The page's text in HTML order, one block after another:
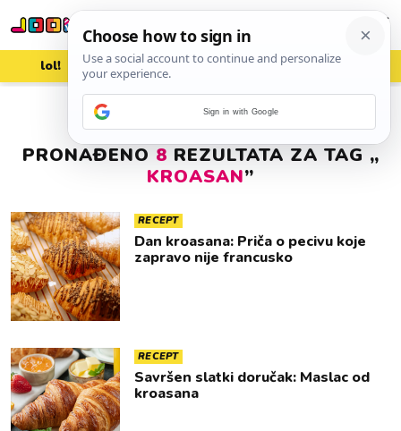
lol! aww vrh! woot?!
PRONAĐENO 8 REZULTATA ZA TAG „
KROASAN”
RECEPT
Dan kroasana: Priča o pecivu koje
zapravo nije francusko
RECEPT
Savršen slatki doručak: Maslac od
kroasana
Sign in with Google